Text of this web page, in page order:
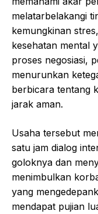
melatarbelakangi
kemungkinan
kesehatan mental
proses negosiasi,
menurunkan
berbicara tentang
jarak aman.
Usaha tersebut
satu jam dialog
goloknya dan
menimbulkan
yang
mendapat pujian